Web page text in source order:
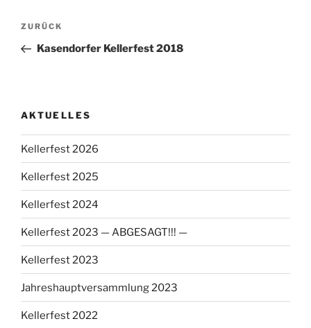
Beitragsnavigation
Vorheriger
Beitrag
ZURÜCK
Kasendorfer Kellerfest 2018
AKTUELLES
Kellerfest 2026
Kellerfest 2025
Kellerfest 2024
Kellerfest 2023 — ABGESAGT!!! —
Kellerfest 2023
Jahreshauptversammlung 2023
Kellerfest 2022